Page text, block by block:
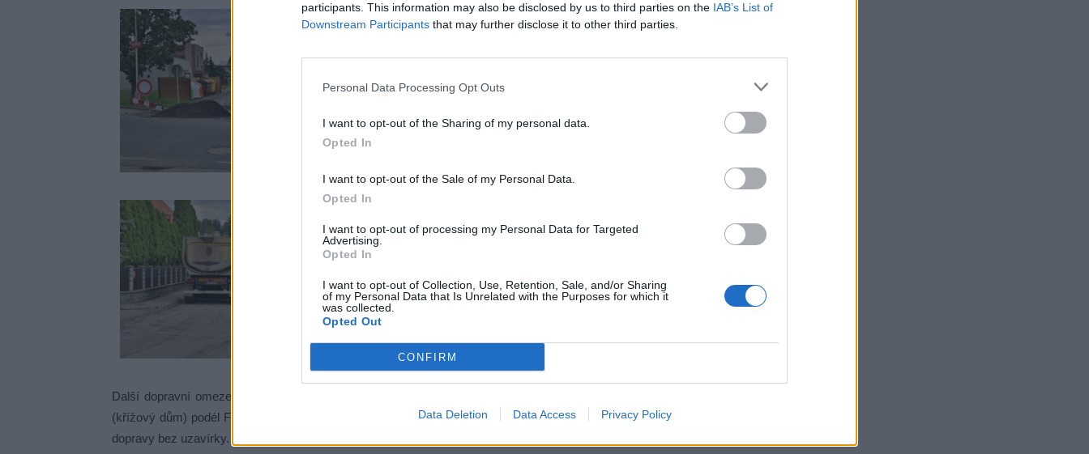
participants. This information may also be disclosed by us to third parties on the IAB’s List of
Downstream Participants that may further disclose it to other third parties.
Personal Data Processing Opt Outs
I want to opt-out of the Sharing of my personal data.
Opted In
I want to opt-out of the Sale of my Personal Data.
Opted In
I want to opt-out of processing my Personal Data for Targeted
Advertising.
Opted In
I want to opt-out of Collection, Use, Retention, Sale, and/or Sharing
of my Personal Data that Is Unrelated with the Purposes for which it
was collected.
Opted Out
CONFIRM
Data Deletion Data Access Privacy Policy
Další dopravní omezení začne dnes v ulici Brodská a to v termínu 14. – 31. srpna v úseku od č.p. 94
(křížový dům) podél Fialky č.p. 132 až ke křižovatce s hlavní silnicí ulice Brodská s částečným omezení
dopravy bez uzavírky.